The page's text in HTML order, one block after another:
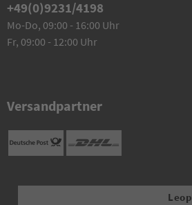
+49(0)9231/4198
Mo-Do, 09:00 - 16:00 Uhr
Fr, 09:00 - 12:00 Uhr
Versandpartner